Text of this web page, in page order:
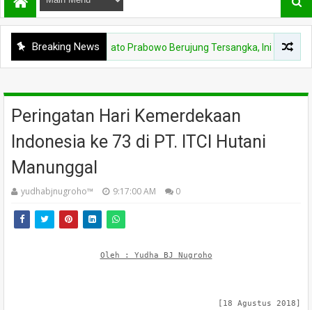
Breaking News
soal Pidato Prabowo Berujung Tersangka, Ini Kata MK
Peringatan Hari Kemerdekaan
Indonesia ke 73 di PT. ITCI Hutani
Manunggal
yudhabjnugroho™️ 9:17:00 AM 0
Oleh : Yudha BJ Nugroho
[18 Agustus 2018]